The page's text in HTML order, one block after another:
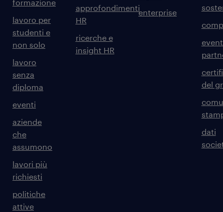
formazione
lavoro per
studenti e
non solo
lavoro
senza
diploma
eventi
aziende
che
assumono
lavori più
richiesti
politiche
attive
approfondimenti
HR
ricerche e
insight HR
enterprise
del
dati